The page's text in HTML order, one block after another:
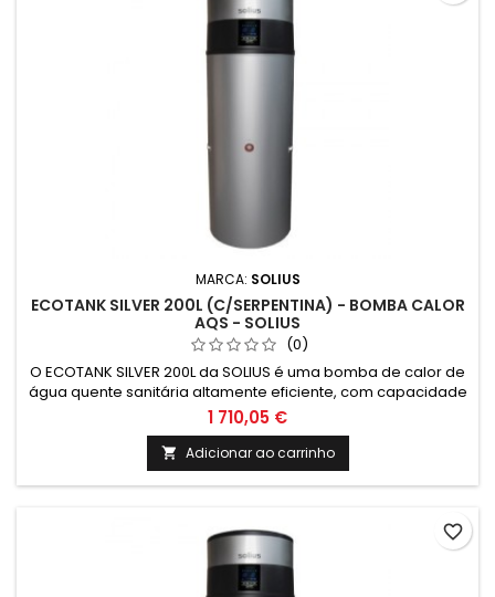
MARCA: SOLIUS
ECOTANK SILVER 200L (C/SERPENTINA) - BOMBA CALOR
AQS - SOLIUS
(0)
O ECOTANK SILVER 200L da SOLIUS é uma bomba de calor de
água quente sanitária altamente eficiente, com capacidade
de 200 litros e serpentina integrada. Ideal para climatização
e energias renováveis, garante água quente de forma
sustentável e econômica.
1 710,05 €
 Adicionar ao carrinho
favorite_border